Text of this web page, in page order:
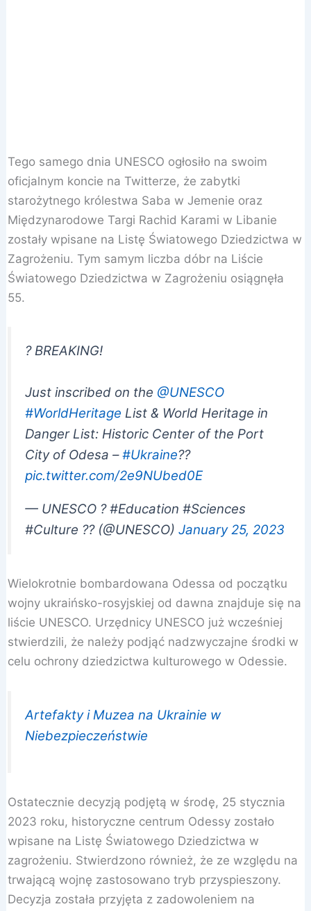
Tego samego dnia UNESCO ogłosiło na swoim
oficjalnym koncie na Twitterze, że zabytki
starożytnego królestwa Saba w Jemenie oraz
Międzynarodowe Targi Rachid Karami w Libanie
zostały wpisane na Listę Światowego Dziedzictwa w
Zagrożeniu. Tym samym liczba dóbr na Liście
Światowego Dziedzictwa w Zagrożeniu osiągnęła
55.
? BREAKING!
Just inscribed on the @UNESCO
#WorldHeritage List & World Heritage in
Danger List: Historic Center of the Port
City of Odesa –#Ukraine??
pic.twitter.com/2e9NUbed0E
— UNESCO ?️ #Education #Sciences
#Culture ?? (@UNESCO)January 25, 2023
Wielokrotnie bombardowana Odessa od początku
wojny ukraińsko-rosyjskiej od dawna znajduje się na
liście UNESCO. Urzędnicy UNESCO już wcześniej
stwierdzili, że należy podjąć nadzwyczajne środki w
celu ochrony dziedzictwa kulturowego w Odessie.
Artefakty i Muzea na Ukrainie w
Niebezpieczeństwie
Ostatecznie decyzją podjętą w środę, 25 stycznia
2023 roku, historyczne centrum Odessy zostało
wpisane na Listę Światowego Dziedzictwa w
zagrożeniu. Stwierdzono również, że ze względu na
trwającą wojnę zastosowano tryb przyspieszony.
Decyzja została przyjęta z zadowoleniem na